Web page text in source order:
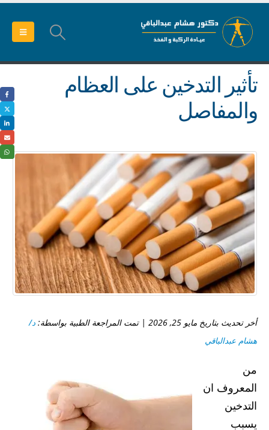
تأثير التدخين على العظام
والمفاصل
أخر تحديث بتاريخ مايو 25, 2026 | تمت المراجعة الطبية بواسطة:
د/
هشام عبدالباقي
من
المعروف ان
التدخين
يسبب